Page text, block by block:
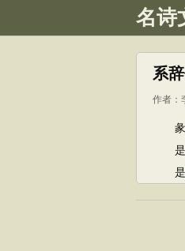
名诗
系
作者：
彖者
是故
是故